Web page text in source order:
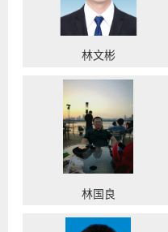
林文彬
林国良